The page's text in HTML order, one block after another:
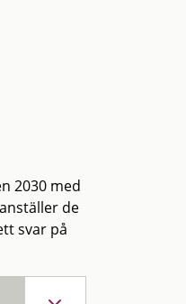
2030 med
de
svar på